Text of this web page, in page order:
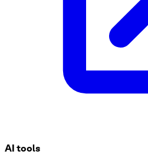
AI tools